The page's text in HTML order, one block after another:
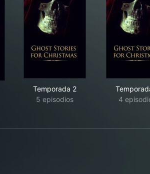
Temporada 2
5 episodios
4